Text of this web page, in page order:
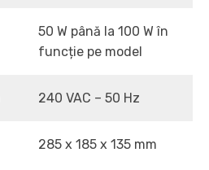
50 W până la 100 W în
funcție pe model
240 VAC – 50 Hz
285 x 185 x 135 mm